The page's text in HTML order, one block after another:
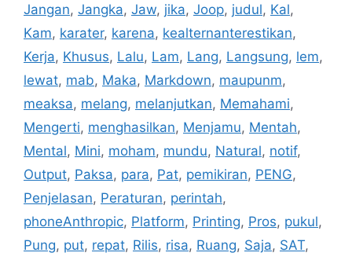
Jangan, Jangka, Jaw, jika, Joop, judul, Kal,
Kam, karater, karena, kealternanterestikan,
Kerja, Khusus, Lalu, Lam, Lang, Langsung, lem,
lewat, mab, Maka, Markdown, maupunm,
meaksa, melang, melanjutkan, Memahami,
Mengerti, menghasilkan, Menjamu, Mentah,
Mental, Mini, moham, mundu, Natural, notif,
Output, Paksa, para, Pat, pemikiran, PENG,
Penjelasan, Peraturan, perintah,
phoneAnthropic, Platform, Printing, Pros, pukul,
Pung, put, repat, Rilis, risa, Ruang, Saja, SAT,